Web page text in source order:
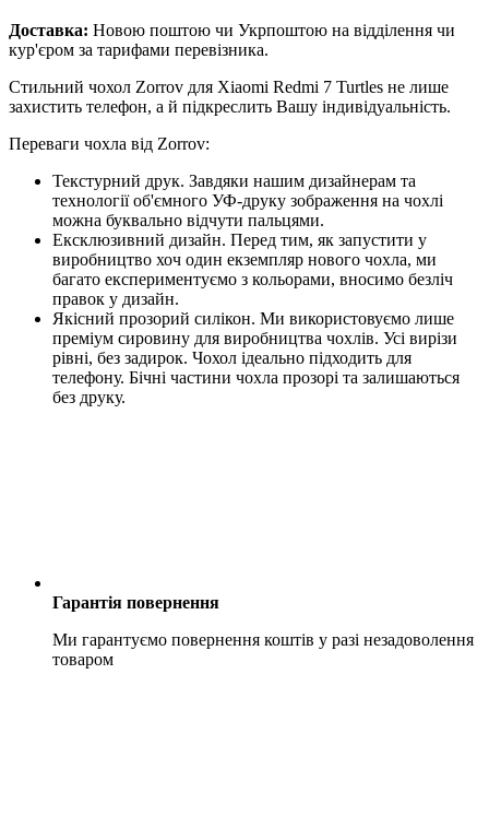
Доставка: Новою поштою чи Укрпоштою на відділення чи
кур'єром за тарифами перевізника.
Стильний чохол Zorrov для Xiaomi Redmi 7 Turtles не лише
захистить телефон, а й підкреслить Вашу індивідуальність.
Переваги чохла від Zorrov:
Текстурний друк. Завдяки нашим дизайнерам та
технології об'ємного УФ-друку зображення на чохлі
можна буквально відчути пальцями.
Ексклюзивний дизайн. Перед тим, як запустити у
виробництво хоч один екземпляр нового чохла, ми
багато експериментуємо з кольорами, вносимо безліч
правок у дизайн.
Якісний прозорий силікон. Ми використовуємо лише
преміум сировину для виробництва чохлів. Усі вирізи
рівні, без задирок. Чохол ідеально підходить для
телефону. Бічні частини чохла прозорі та залишаються
без друку.
Гарантія повернення
Ми гарантуємо повернення коштів у разі незадоволення
товаром